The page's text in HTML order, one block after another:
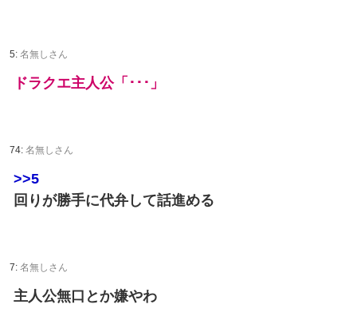
5: 名無しさん
ドラクエ主人公「･･･」
74: 名無しさん
>>5
回りが勝手に代弁して話進める
7: 名無しさん
主人公無口とか嫌やわ